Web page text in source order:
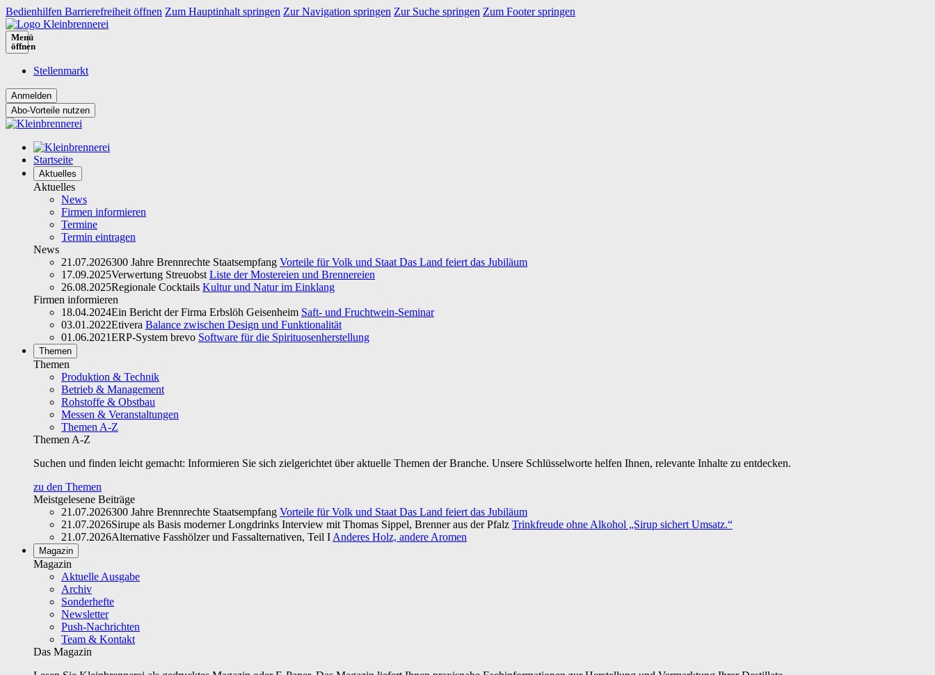
Bedienhilfen Barrierefreiheit öffnen Zum Hauptinhalt springen Zur Navigation springen Zur Suche springen Zum Footer springen
Menü
öffnen
Stellenmarkt
Abo-Vorteile nutzen
Startseite
Aktuelles
Aktuelles
News
Firmen informieren
Termine
Termin eintragen
News
21.07.2026300 Jahre Brennrechte Staatsempfang Vorteile für Volk und Staat Das Land feiert das Jubiläum
17.09.2025Verwertung Streuobst Liste der Mostereien und Brennereien
26.08.2025Regionale Cocktails Kultur und Natur im Einklang
Firmen informieren
18.04.2024Ein Bericht der Firma Erbslöh Geisenheim Saft- und Fruchtwein-Seminar
03.01.2022Etivera Balance zwischen Design und Funktionalität
01.06.2021ERP-System brevo Software für die Spirituosenherstellung
Themen
Themen
Produktion & Technik
Betrieb & Management
Rohstoffe & Obstbau
Messen & Veranstaltungen
Themen A-Z
Themen A-Z
Suchen und finden leicht gemacht: Informieren Sie sich zielgerichtet über aktuelle Themen der Branche. Unsere Schlüsselworte helfen Ihnen, relevante Inhalte zu entdecken.
zu den Themen
Meistgelesene Beiträge
21.07.2026300 Jahre Brennrechte Staatsempfang Vorteile für Volk und Staat Das Land feiert das Jubiläum
21.07.2026Sirupe als Basis moderner Longdrinks Interview mit Thomas Sippel, Brenner aus der Pfalz Trinkfreude ohne Alkohol „Sirup sichert Umsatz.“
21.07.2026Alternative Fasshölzer und Fassalternativen, Teil I Anderes Holz, andere Aromen
Magazin
Magazin
Aktuelle Ausgabe
Archiv
Sonderhefte
Newsletter
Push-Nachrichten
Team & Kontakt
Das Magazin